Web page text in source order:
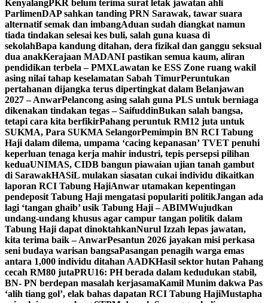
KenyalangPKR belum terima surat letak jawatan ahli
ParlimenDAP sahkan tanding PRN Sarawak, tawar suara
alternatif semak dan imbangAduan sudah diangkat namun
tiada tindakan selesai kes buli, salah guna kuasa di
sekolahBapa kandung ditahan, dera fizikal dan ganggu seksual
dua anakKerajaan MADANI pastikan semua kaum, aliran
pendidikan terbela – PMXLawatan ke ESS Zone ruang wakil
asing nilai tahap keselamatan Sabah TimurPeruntukan
pertahanan dijangka terus dipertingkat dalam Belanjawan
2027 – AnwarPelancong asing salah guna PLS untuk berniaga
dikenakan tindakan tegas – SaifuddinBukan salah bangsa,
tetapi cara kita berfikirPahang peruntuk RM12 juta untuk
SUKMA, Para SUKMA SelangorPemimpin BN RCI Tabung
Haji dalam dilema, umpama ‘cacing kepanasan’ TVET penuhi
keperluan tenaga kerja mahir industri, tepis persepsi pilihan
keduaUNIMAS, CIDB bangun piawaian ujian tanah gambut
di SarawakHASiL mulakan siasatan cukai individu dikaitkan
laporan RCI Tabung HajiAnwar utamakan kepentingan
pendeposit Tabung Haji mengatasi populariti politikJangan ada
lagi ‘tangan ghaib’ usik Tabung Haji – ABIMWujudkan
undang-undang khusus agar campur tangan politik dalam
Tabung Haji dapat dinoktahkanNurul Izzah lepas jawatan,
kita terima baik – AnwarPesantun 2026 jayakan misi perkasa
seni budaya warisan bangsaPasangan penagih warga emas
antara 1,000 individu ditahan AADKHasil sektor hutan Pahang
cecah RM80 jutaPRU16: PH berada dalam kedudukan stabil,
BN- PN berdepan masalah kerjasamaKamil Munim dakwa Pas
‘alih tiang gol’, elak bahas dapatan RCI Tabung HajiMustapha